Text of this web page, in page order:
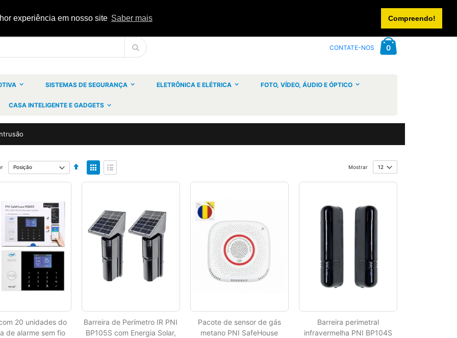
experiência em nosso site Saber mais Compreendo!
0artigos
CONTATE-NOS
SISTEMAS DE SEGURANÇA ELETRÔNICA E ELÉTRICA FOTO, VÍDEO, ÁUDIO E ÓPTICO
CASA INTELIGENTE E GADGETS
Definir
Ordenação
Ver
como
GrelhaLista
Mostrar
20 unidades do
de alarme sem fio
Barreira de Perímetro IR PNI
BP105S com Energia Solar,
Pacote de sensor de gás
metano PNI SafeHouse
Barreira perimetral
infravermelha PNI BP104S